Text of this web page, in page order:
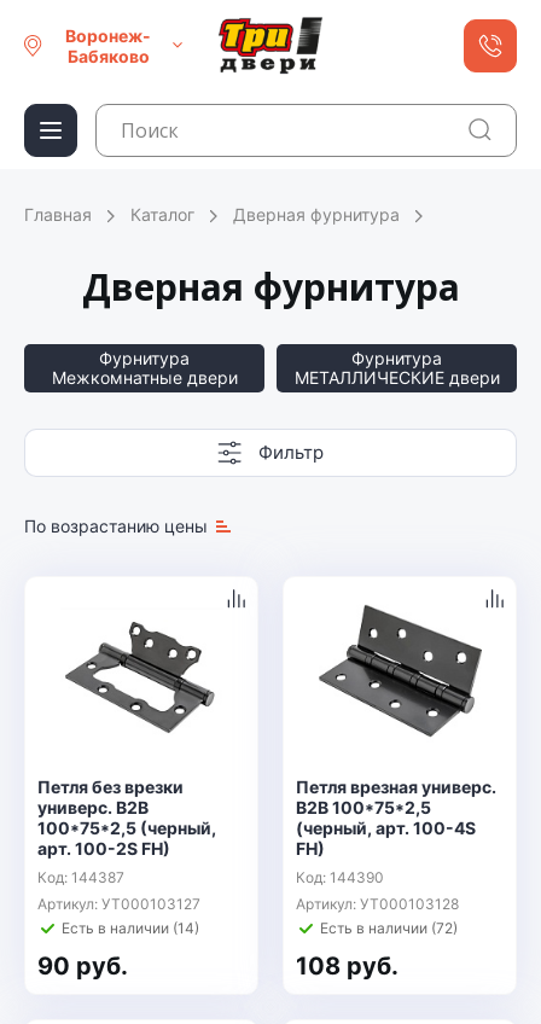
Воронеж-
Бабяково
Главная Каталог Дверная фурнитура
Дверная фурнитура
Фурнитура
Межкомнатные двери
Фурнитура
МЕТАЛЛИЧЕСКИЕ двери
Фильтр
По возрастанию цены
Петля без врезки
универс. B2B
100*75*2,5 (черный,
арт. 100-2S FH)
Код: 144387
Артикул: УТ000103127
Есть в наличии (14)
90 руб.
Петля врезная универс.
B2B 100*75*2,5
(черный, арт. 100-4S
FH)
Код: 144390
Артикул: УТ000103128
Есть в наличии (72)
108 руб.